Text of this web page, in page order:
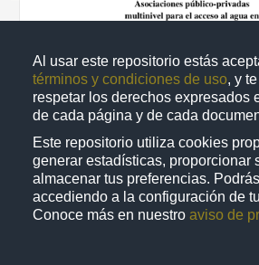
Al usar este repositorio estás
términos y condiciones de uso, y
respetar los derechos expresados
de cada página y de cada
Este repositorio utiliza cookies
generar estadísticas, proporcionar
almacenar tus preferencias.
accediendo a la configuración de
Conoce más en nuestro aviso de